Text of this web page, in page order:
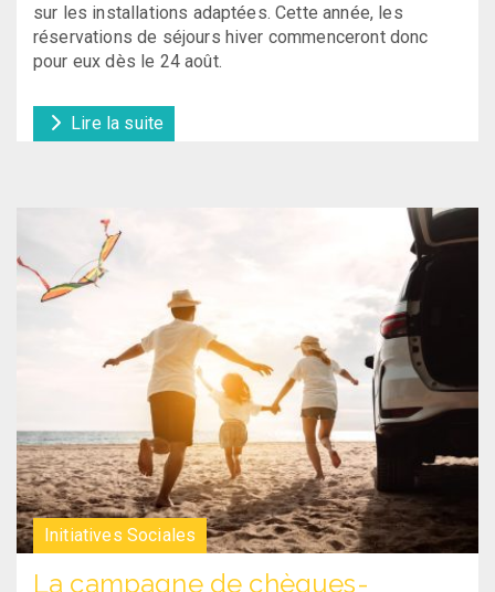
sur les installations adaptées. Cette année, les
réservations de séjours hiver commenceront donc
pour eux dès le 24 août.
Lire la suite
Initiatives Sociales
La campagne de chèques-